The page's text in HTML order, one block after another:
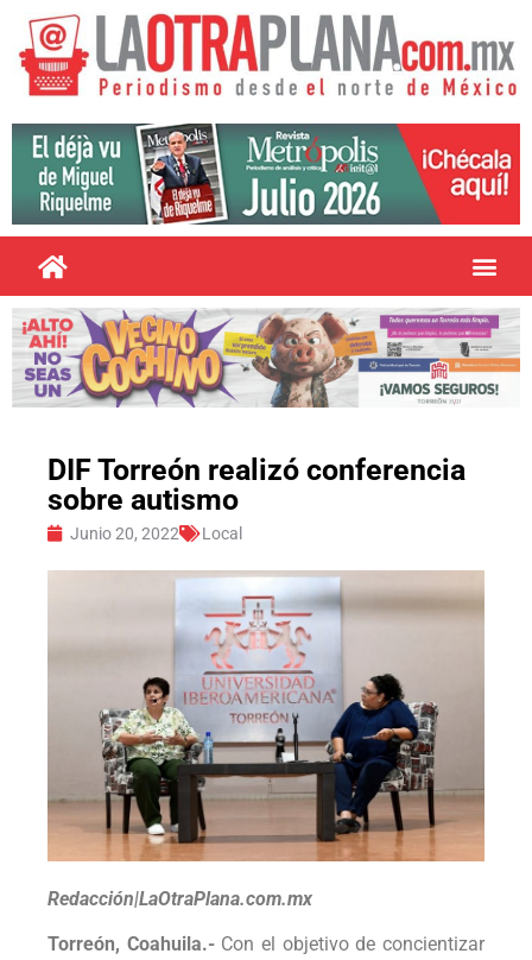
DIF Torreón realizó conferencia
sobre autismo
Junio 20, 2022 Local
Redacción|LaOtraPlana.com.mx
Torreón, Coahuila.-Con el objetivo de concientizar